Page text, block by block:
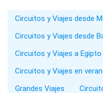
Circuitos y Viajes desde
Circuitos y Viajes desde
Circuitos y Viajes a Egipto
Circuitos y Viajes en
Grandes Viajes